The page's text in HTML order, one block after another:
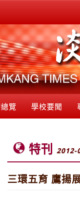
覽 學校要聞
特刊 2012-
三環五育 鷹